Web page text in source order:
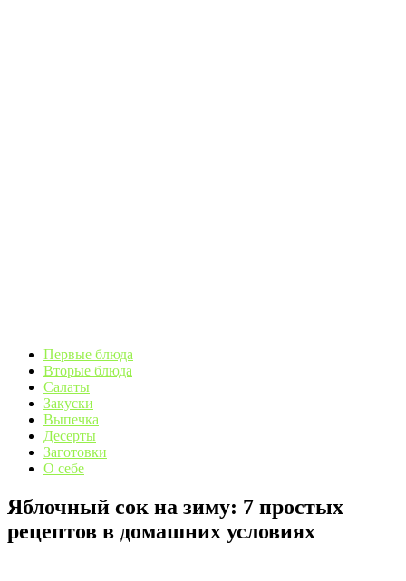
Первые блюда
Вторые блюда
Салаты
Закуски
Выпечка
Десерты
Заготовки
О себе
Яблочный сок на зиму: 7 простых
рецептов в домашних условиях